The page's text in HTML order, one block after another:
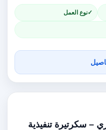
نوع العمل
– سكرتيرة تنفيذية